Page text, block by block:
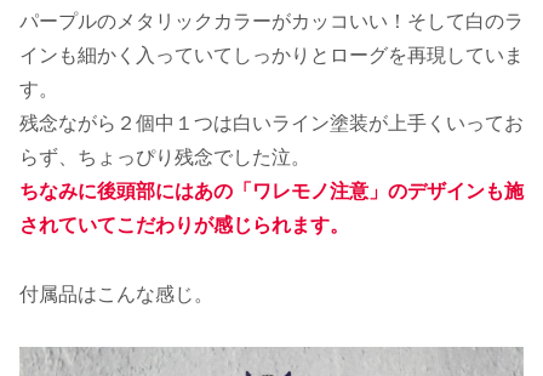
パープルのメタリックカラーがカッコいい！そして白のラ
インも細かく入っていてしっかりとローグを再現していま
す。
残念ながら２個中１つは白いライン塗装が上手くいってお
らず、ちょっぴり残念でした泣。
ちなみに後頭部にはあの「ワレモノ注意」のデザインも施
されていてこだわりが感じられます。
付属品はこんな感じ。